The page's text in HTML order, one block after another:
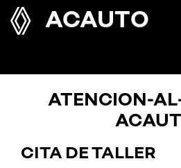
ACAUTO
ATENCION-
CITA DE TALLER